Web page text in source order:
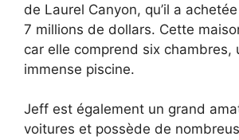
de Laurel Canyon, qu’il a
7 millions de dollars. Cette
car elle comprend six chambres,
immense piscine.
Jeff est également un grand
voitures et possède de